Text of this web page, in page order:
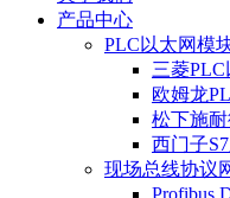
产品中心
PLC以太网模
三菱
欧姆龙
松下施
西门子
现场总线协议
Profibus